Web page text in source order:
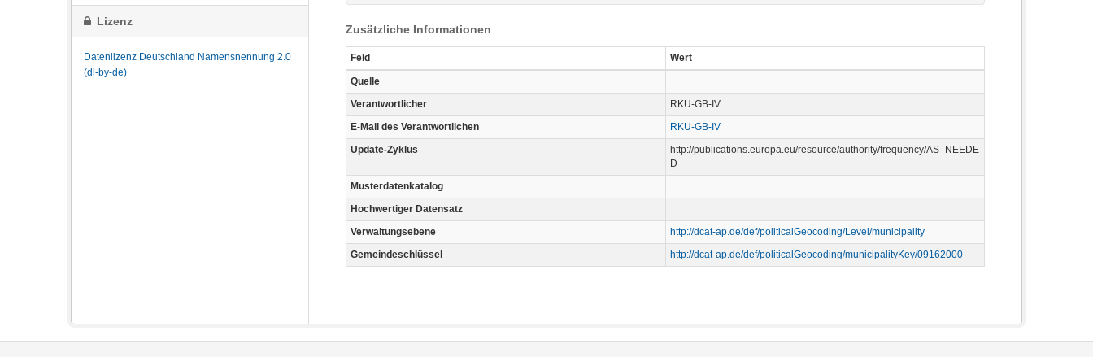
Lizenz
Datenlizenz Deutschland Namensnennung 2.0
(dl-by-de)
Zusätzliche Informationen
Feld Wert
Quelle
Verantwortlicher
RKU-GB-IV
E-Mail des Verantwortlichen
RKU-GB-IV
Update-Zyklus
http://publications.europa.eu/resource/authority/frequency/AS_NEEDE
D
Musterdatenkatalog
Hochwertiger Datensatz
Verwaltungsebene
http://dcat-ap.de/def/politicalGeocoding/Level/municipality
Gemeindeschlüssel
http://dcat-ap.de/def/politicalGeocoding/municipalityKey/09162000